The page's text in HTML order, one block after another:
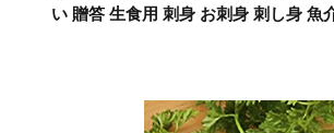
い 贈答 生食用 刺身 お刺身 刺し身 魚